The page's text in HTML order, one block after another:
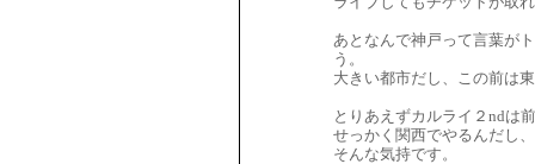
あとなんで神戸って言葉が
う。
大きい都市だし、この前は
とりあえずカルライ２ndは
せっかく関西でやるんだし
そんな気持です。